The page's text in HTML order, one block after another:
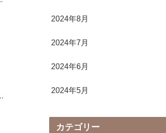
2024年8月
2024年7月
2024年6月
2024年5月
カテゴリー